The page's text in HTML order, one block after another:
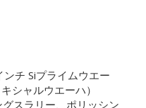
チ Siプライムウエー
シャルウエーハ）
スラリー、ポリッシン